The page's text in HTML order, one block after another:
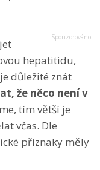
hepatitidu,
důležité znát
že něco není v
tím větší je
včas. Dle
příznaky měly